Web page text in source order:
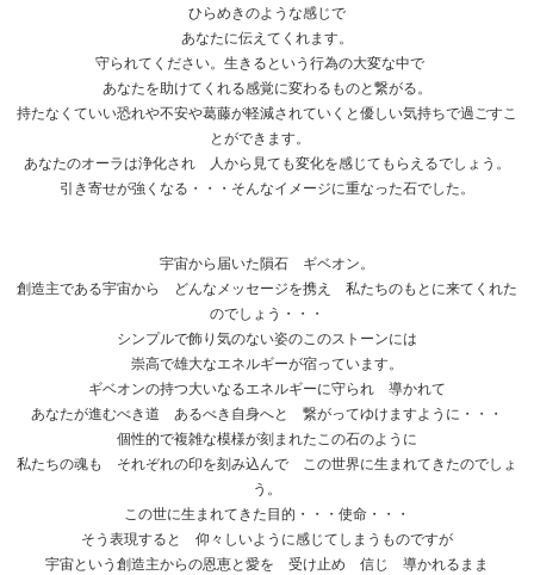
ひらめきのような感じで
あなたに伝えてくれます。
守られてください。生きるという行為の大変な中で
あなたを助けてくれる感覚に変わるものと繋がる。
持たなくていい恐れや不安や葛藤が軽減されていくと優しい気持ちで過ごすこ
とができます。
あなたのオーラは浄化され 人から見ても変化を感じてもらえるでしょう。
引き寄せが強くなる・・・そんなイメージに重なった石でした。
宇宙から届いた隕石 ギベオン。
創造主である宇宙から どんなメッセージを携え 私たちのもとに来てくれた
のでしょう・・・
シンプルで飾り気のない姿のこのストーンには
崇高で雄大なエネルギーが宿っています。
ギベオンの持つ大いなるエネルギーに守られ 導かれて
あなたが進むべき道 あるべき自身へと 繋がってゆけますように・・・
個性的で複雑な模様が刻まれたこの石のように
私たちの魂も それぞれの印を刻み込んで この世界に生まれてきたのでしょ
う。
この世に生まれてきた目的・・・使命・・・
そう表現すると 仰々しいように感じてしまうものですが
宇宙という創造主からの恩恵と愛を 受け止め 信じ 導かれるまま